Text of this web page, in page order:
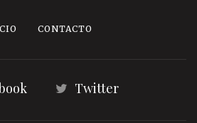
CONTACTO
Twitter